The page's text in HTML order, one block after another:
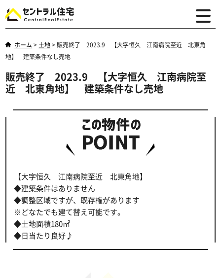
ホーム > 土地> 販売終了 2023.9 【大字恒久 江南病院至近 北東角
地】 建築条件なし売地
販売終了 2023.9 【大字恒久 江南病院至
近 北東角地】 建築条件なし売地
【大字恒久 江南病院至近 北東角地】
◆建築条件はありません
◆調整区域ですが、既存権があります
※どなたでも建て替え可能です。
◆土地面積180㎡
◆日当たり良好♪